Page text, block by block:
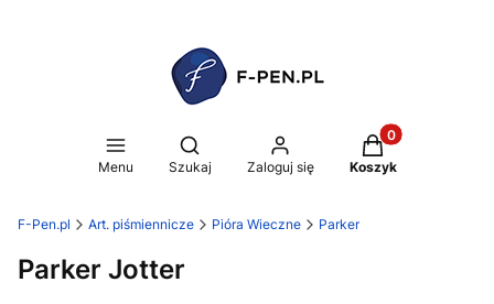
Menu
Otwórz wyszukiwarkę
Szukaj Zaloguj się
Produkty w
Koszyk
F-Pen.pl Art. piśmiennicze Pióra Wieczne Parker
Parker Jotter